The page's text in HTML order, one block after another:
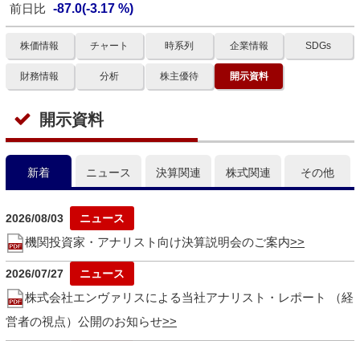
前日比 -87.0(-3.17 %)
株価情報 チャート 時系列 企業情報 SDGs
財務情報 分析 株主優待 開示資料
開示資料
新着 ニュース 決算関連 株式関連 その他
2026/08/03
機関投資家・アナリスト向け決算説明会のご案内
2026/07/27
株式会社エンヴァリスによる当社アナリスト・レポート （経
営者の視点）公開のお知らせ